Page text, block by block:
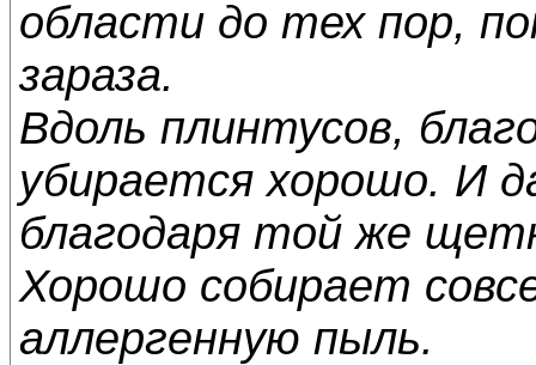
области до тех пор,
зараза.
Вдоль плинтусов,
убирается хорошо. И
благодаря той же
Хорошо собирает
аллергенную пыль.